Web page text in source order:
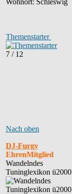
Wohnort: Schleswig
Themenstarter
7 / 12
Nach oben
DJ-Furgy
EhrenMitglied
Wandelndes
Tuninglexikon ü2000